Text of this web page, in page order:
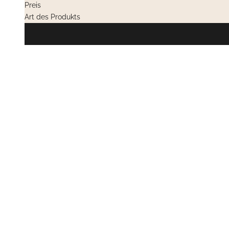
Preis
Art des Produkts